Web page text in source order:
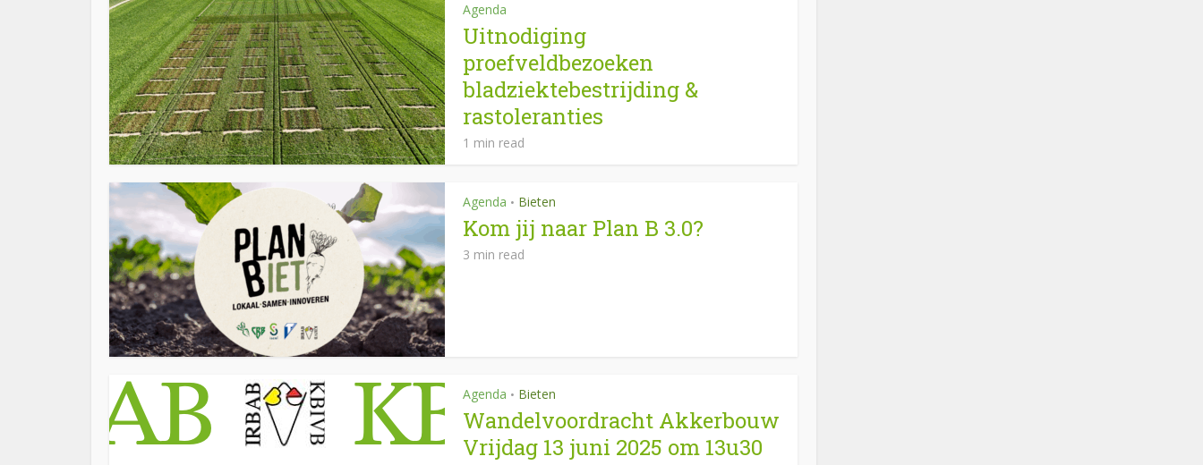
Agenda
Uitnodiging
proefveldbezoeken
bladziektebestrijding &
rastoleranties
1 min read
Agenda • Bieten
Kom jij naar Plan B 3.0?
3 min read
Agenda • Bieten
Wandelvoordracht Akkerbouw
Vrijdag 13 juni 2025 om 13u30